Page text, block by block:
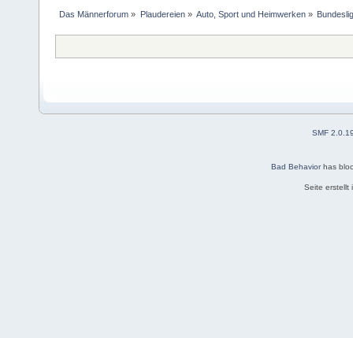
Das Männerforum » Plaudereien» Auto, Sport und Heimwerken»
SMF
Bad Behaviorhas
Seite erstellt